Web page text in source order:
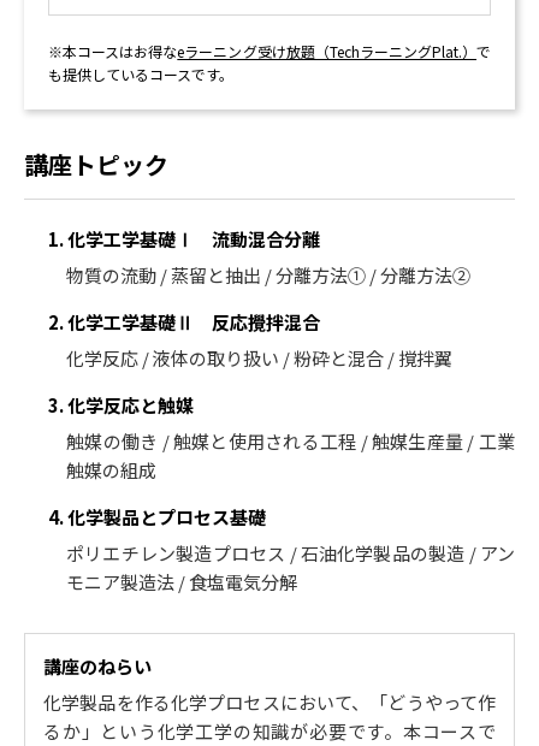
※本コースはお得なeラーニング受け放題（TechラーニングPlat.）で
も提供しているコースです。
講座トピック
1. 化学工学基礎Ⅰ 流動混合分離
物質の流動 / 蒸留と抽出 / 分離方法① / 分離方法②
2. 化学工学基礎Ⅱ 反応攪拌混合
化学反応 / 液体の取り扱い / 粉砕と混合 / 撹拌翼
3. 化学反応と触媒
触媒の働き / 触媒と使用される工程 / 触媒生産量 / 工業
触媒の組成
4. 化学製品とプロセス基礎
ポリエチレン製造プロセス / 石油化学製品の製造 / アン
モニア製造法 / 食塩電気分解
講座のねらい
化学製品を作る化学プロセスにおいて、「どうやって作
るか」という化学工学の知識が必要です。本コースで